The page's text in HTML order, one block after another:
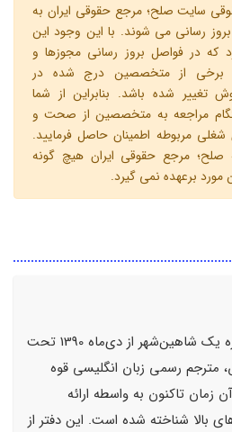
سایت صلح؛ مرجع حقوقی ایران به
رسانی می شوند. با این وجود این
که در فواصل بروز رسانی مجوزها و
از متخصصین درج شده در
تغییر شده باشد. بنابراین از شما
مراجعه به متخصصین از صحت و
مربوطه اطمینان حاصل فرمایید.
مرجع حقوقی ایران هیچ گونه
مورد برعهده نمی گیرد.
دفتر دارالترجمه رسمی شماره یک شاهین‌شهر از دی‌ماه 1390 تحت
رسمی زبان انگلیسی قوه
تاکنون به‌ واسطه ارائه
بالا شناخته شده است. این دفتر از